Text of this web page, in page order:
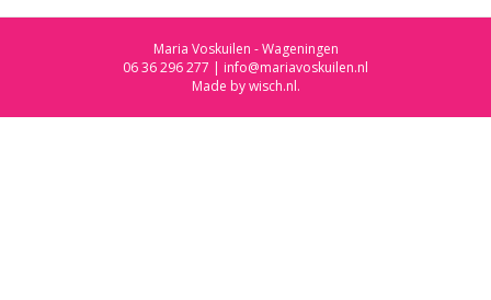
Maria Voskuilen - Wageningen
06 36 296 277 | info@mariavoskuilen.nl
Made bywisch.nl.